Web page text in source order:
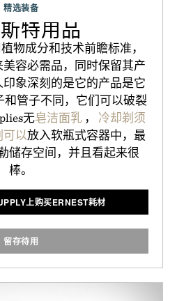
精选装备
特用品
物成分和技术前瞻标准，
容必需品，同时保留其产
象深刻的是它的产品是它
和管子不同，它们可以破裂
无皂洁面乳 ， 冷却剃须
以放入软瓶式容器中，最
储存空间，并且看起来很
棒。
上购买ERNEST耗材
留存待用